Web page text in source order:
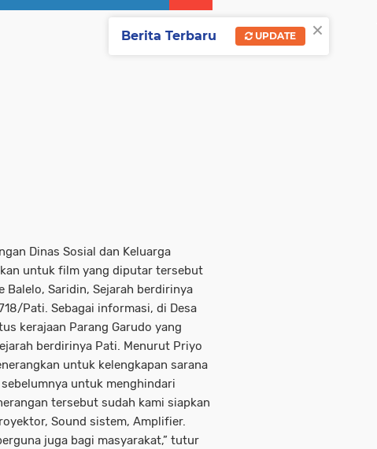
Dinas Sosial dan Keluarga
untuk film yang diputar tersebut
Balelo, Saridin, Sejarah berdirinya
Pati. Sebagai informasi, di Desa
kerajaan Parang Garudo yang
berdirinya Pati. Menurut Priyo
untuk kelengkapan sarana
untuk menghindari
tersebut sudah kami siapkan
Sound sistem, Amplifier.
juga bagi masyarakat,” tutur
×
Berita Terbaru UPDATE